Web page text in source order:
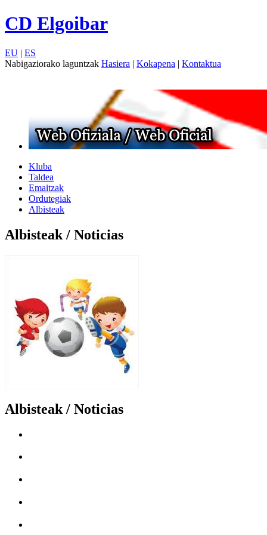
CD Elgoibar
EU | ES
Nabigaziorako laguntzak Hasiera | Kokapena | Kontaktua
Kluba
Taldea
Emaitzak
Ordutegiak
Albisteak
Albisteak / Noticias
Albisteak / Noticias